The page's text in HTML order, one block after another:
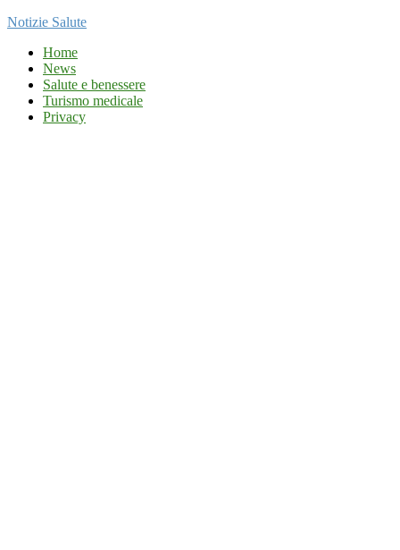
Notizie Salute
Home
News
Salute e benessere
Turismo medicale
Privacy